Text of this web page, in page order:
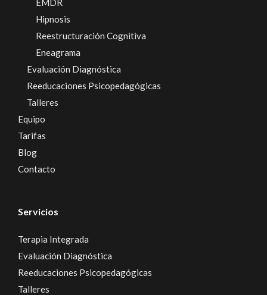
EMDR
Hipnosis
Reestructuración Cognitiva
Eneagrama
Evaluación Diagnóstica
Reeducaciones Psicopedagógicas
Talleres
Equipo
Tarifas
Blog
Contacto
Servicios
Terapia Integrada
Evaluación Diagnóstica
Reeducaciones Psicopedagógicas
Talleres